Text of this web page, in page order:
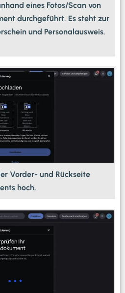
eines Fotos/Scan von
durchgeführt. Es steht zur
und Personalausweis.
Vorder- und Rückseite
hoch.